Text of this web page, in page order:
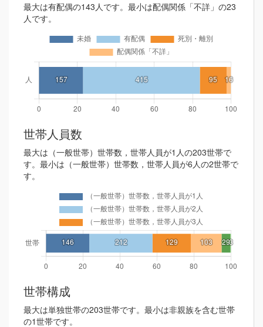
最大は有配偶の143人です。最小は配偶関係「不詳」の23
人です。
世帯人員数
最大は（一般世帯）世帯数，世帯人員が1人の203世帯で
す。最小は（一般世帯）世帯数，世帯人員が6人の2世帯で
す。
世帯構成
最大は単独世帯の203世帯です。最小は非親族を含む世帯
の1世帯です。